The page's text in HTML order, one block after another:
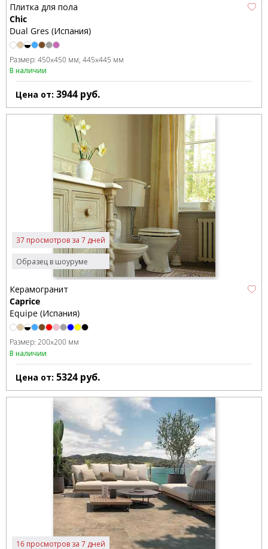
Плитка для пола
Chic
Dual Gres (Испания)
Размер: 450x450 мм 445x445 мм
В наличии
Цена от: 3944 руб.
Образец в шоуруме
37 просмотров за 7 дней
Керамогранит
Caprice
Equipe (Испания)
Размер: 200x200 мм
В наличии
Цена от: 5324 руб.
16 просмотров за 7 дней